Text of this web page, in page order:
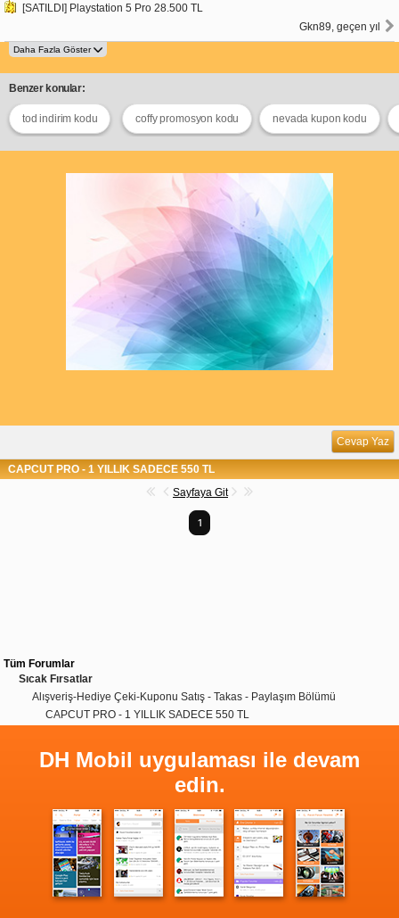
[SATILDI] Playstation 5 Pro 28.500 TL
Gkn89, geçen yıl
Benzer konular:
tod indirim kodu coffy promosyon kodu nevada kupon kodu
Cevap Yaz
CAPCUT PRO - 1 YILLIK SADECE 550 TL
Sayfaya Git
1
Tüm Forumlar
Sıcak Fırsatlar
Alışveriş-Hediye Çeki-Kuponu Satış - Takas - Paylaşım Bölümü
CAPCUT PRO - 1 YILLIK SADECE 550 TL
DH Mobil uygulaması ile devam
edin.